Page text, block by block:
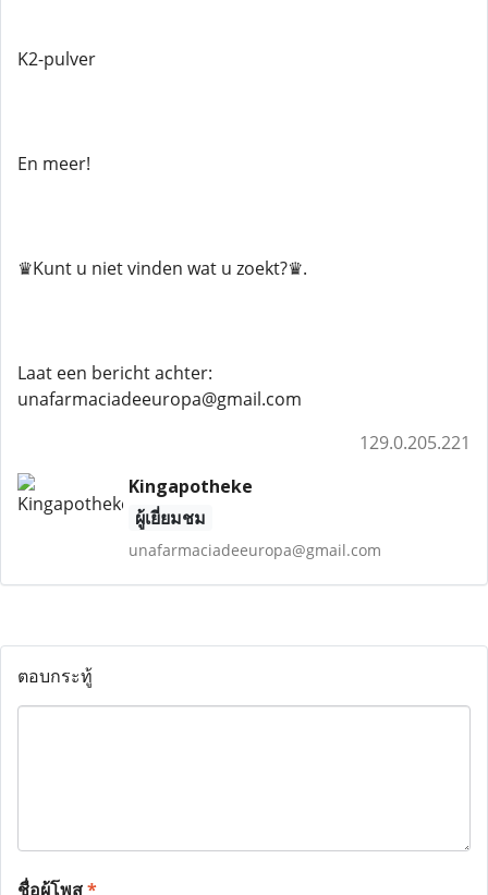
K2-pulver
En meer!
♛Kunt u niet vinden wat u zoekt?♛.
Laat een bericht achter:
unafarmaciadeeuropa@gmail.com
129.0.205.221
Kingapotheke
ผู้เยี่ยมชม
unafarmaciadeeuropa@gmail.com
ตอบกระทู้
ชื่อผู้โพส*